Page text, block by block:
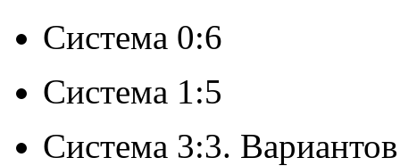
Система 0:6
Система 1:5
Система 3:3.